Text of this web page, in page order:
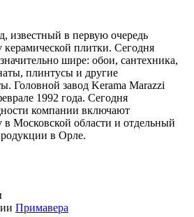
известный в первую очередь
керамической плитки. Сегодня
шире: обои, сантехника,
плинтусы и другие
Головной завод Kerama Marazzi
1992 года. Сегодня
компании включают
Московской области и отдельный
в Орле.
Примавера